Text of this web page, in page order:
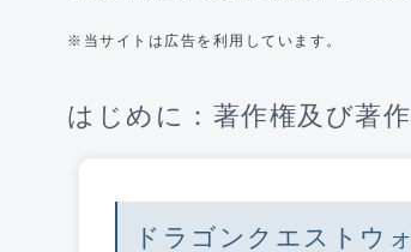
※当サイトは広告を利用しています。
はじめに：著作権及び著
ドラゴンクエストウ